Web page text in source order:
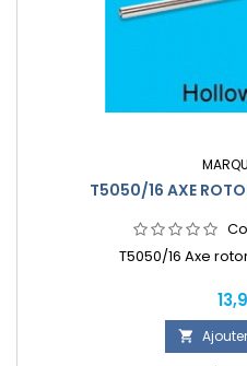
T5050/16 AXE
T5050/16 Axe
Prix
